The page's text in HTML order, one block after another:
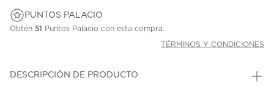
PUNTOS PALACIO
Obtén 51 Puntos Palacio con esta compra.
TÉRMINOS Y CONDICIONES
DESCRIPCIÓN DE PRODUCTO